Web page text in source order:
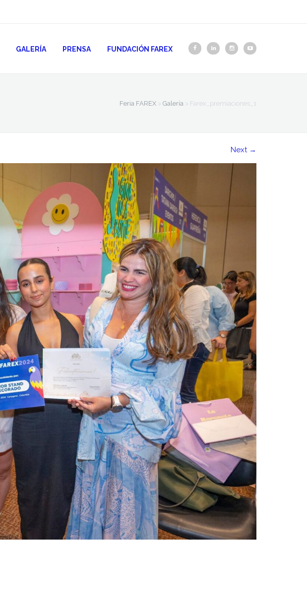
GALERÍA PRENSA FUNDACIÓN FAREX
Feria FAREX > Galería > Farex_premiaciones_1
Next →